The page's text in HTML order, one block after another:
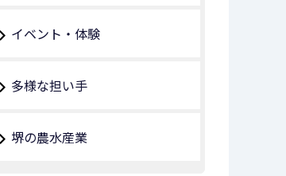
イベント・体験
多様な担い手
堺の農水産業